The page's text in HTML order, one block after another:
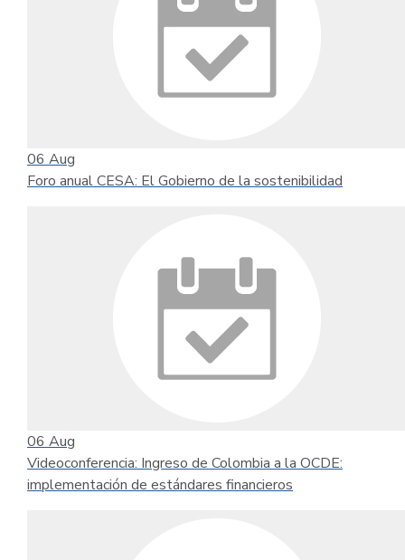
06 Aug
Foro anual CESA: El Gobierno de la sostenibilidad
06 Aug
Videoconferencia: Ingreso de Colombia a la OCDE:
implementación de estándares financieros